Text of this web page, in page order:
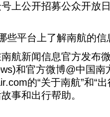
上公开招募公众开放
平台上了解南航的信
新闻信息官方发布微
和官方微博@中国南
的“关于南航”和“
事和出行帮助。